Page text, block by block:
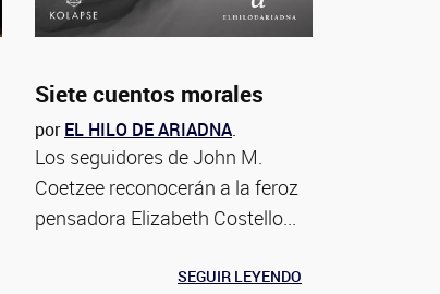
Siete cuentos morales
porEL HILO DE ARIADNA.
Los seguidores de John M.
Coetzee reconocerán a la feroz
pensadora Elizabeth Costello...
SEGUIR LEYENDO